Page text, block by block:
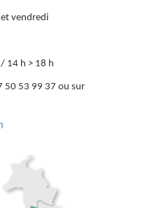
vendredi
14 h > 18 h
50 53 99 37 ou sur